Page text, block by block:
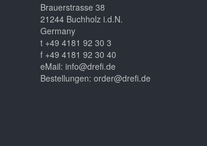
Brauerstrasse 38
21244 Buchholz i.d.N.
Germany
t +49 4181 92 30 3
f +49 4181 92 30 40
eMail:info@drefi.de
Bestellungen:order@drefi.de